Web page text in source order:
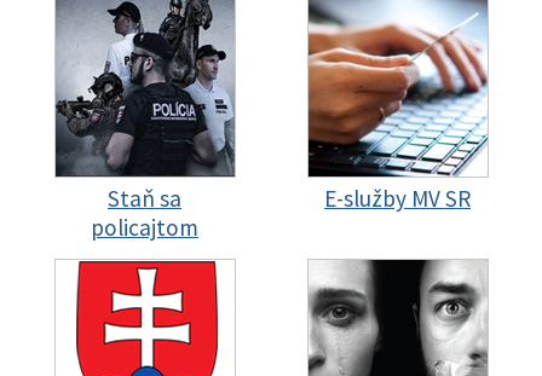
Staň sa
policajtom
E-služby MV SR